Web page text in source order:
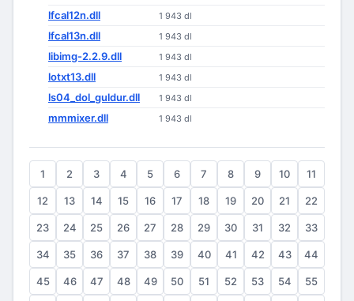
lfcal12n.dll 1 943 dl
lfcal13n.dll 1 943 dl
libimg-2.2.9.dll 1 943 dl
lotxt13.dll 1 943 dl
ls04_dol_guldur.dll 1 943 dl
mmmixer.dll 1 943 dl
1 2 3 4 5 6 7 8 9 10 11
12 13 14 15 16 17 18 19 20 21 22
23 24 25 26 27 28 29 30 31 32 33
34 35 36 37 38 39 40 41 42 43 44
45 46 47 48 49 50 51 52 53 54 55